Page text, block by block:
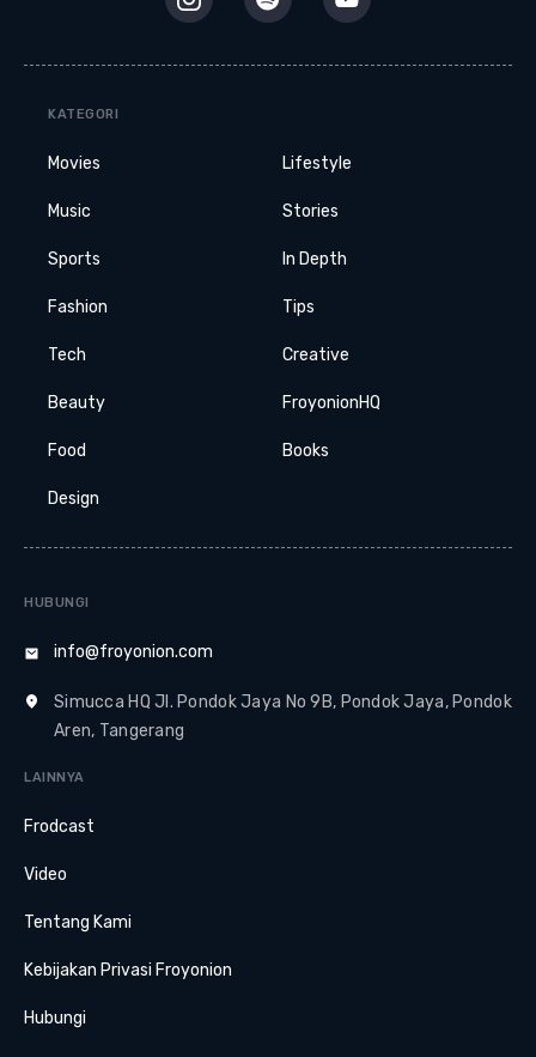
KATEGORI
Movies
Music
Sports
Fashion
Tech
Beauty
Food
Design
Lifestyle
Stories
In Depth
Tips
Creative
FroyonionHQ
Books
HUBUNGI
info@froyonion.com
Simucca HQ Jl. Pondok Jaya No 9B, Pondok Jaya, Pondok
Aren, Tangerang
LAINNYA
Frodcast
Video
Tentang Kami
Kebijakan Privasi Froyonion
Hubungi